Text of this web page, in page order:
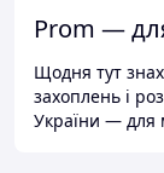
Prom —
Щодня тут
захоплень і
України — для